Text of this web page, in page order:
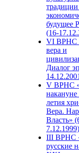
будущее
(16-
VI ВРНС
вера и
Диалог
V ВРНС
накануне
летия
Вера.
Власть»
7.12.1999)
III ВРНС
русские